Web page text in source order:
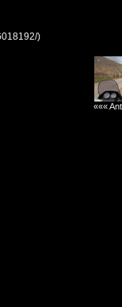
)
«««